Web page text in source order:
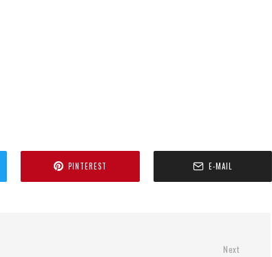
PINTEREST E-MAIL
Next